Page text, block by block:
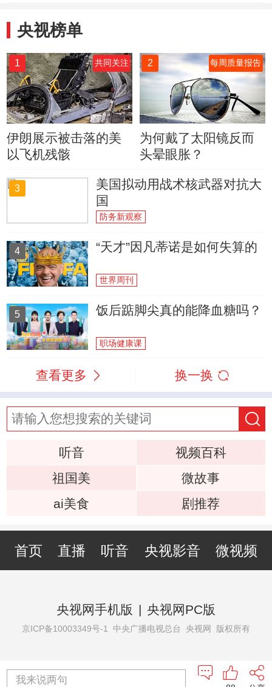
央视榜单
1 共同关注
伊朗展示被击落的美
以飞机残骸
2 每周质量报告
为何戴了太阳镜反而
头晕眼胀？
3
美国拟动用战术核武器对抗大
国
防务新观察
4 “天才”因凡蒂诺是如何失算的
世界周刊
5 饭后踮脚尖真的能降血糖吗？
职场健康课
查看更多 换一换
听音
视频百科
祖国美
微故事
ai美食
剧推荐
首页 直播 听音 央视影音 微视频
央视网手机版 | 央视网PC版
京ICP备10003349号-1 中央广播电视总台 央视网 版权所有
我来说两句